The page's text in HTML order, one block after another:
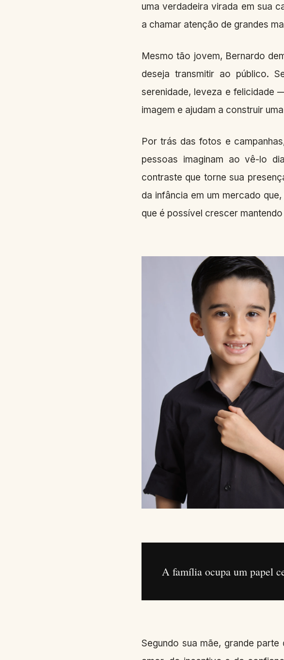
uma verdadeira virada em sua
a chamar atenção de grandes
Mesmo tão jovem, Bernardo
deseja transmitir ao público.
serenidade, leveza e felicidade
imagem e ajudam a construir
Por trás das fotos e
pessoas imaginam ao vê-lo
contraste que torne sua
da infância em um mercado
que é possível crescer
A família ocupa um papel
Segundo sua mãe, grande